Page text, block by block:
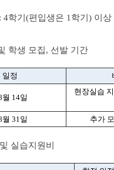
4학기(편입생은 1학기) 이상
학생 모집, 선발 기간
일정
월 14일
현장실습
월 31일
추가
실습지원비